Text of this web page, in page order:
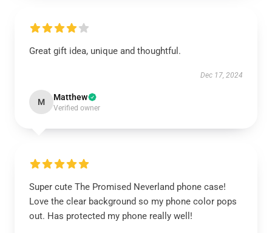
Great gift idea, unique and thoughtful.
Dec 17, 2024
M Matthew
Verified owner
Super cute The Promised Neverland phone case!
Love the clear background so my phone color pops
out. Has protected my phone really well!